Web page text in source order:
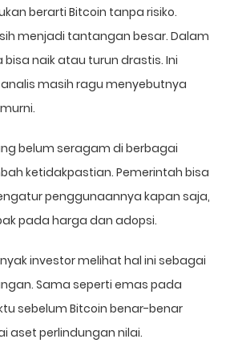
berarti Bitcoin tanpa risiko.
menjadi tantangan besar. Dalam
naik atau turun drastis. Ini
masih ragu menyebutnya
belum seragam di berbagai
ketidakpastian. Pemerintah bisa
penggunaannya kapan saja,
pada harga dan adopsi.
investor melihat hal ini sebagai
Sama seperti emas pada
sebelum Bitcoin benar-benar
aset perlindungan nilai.